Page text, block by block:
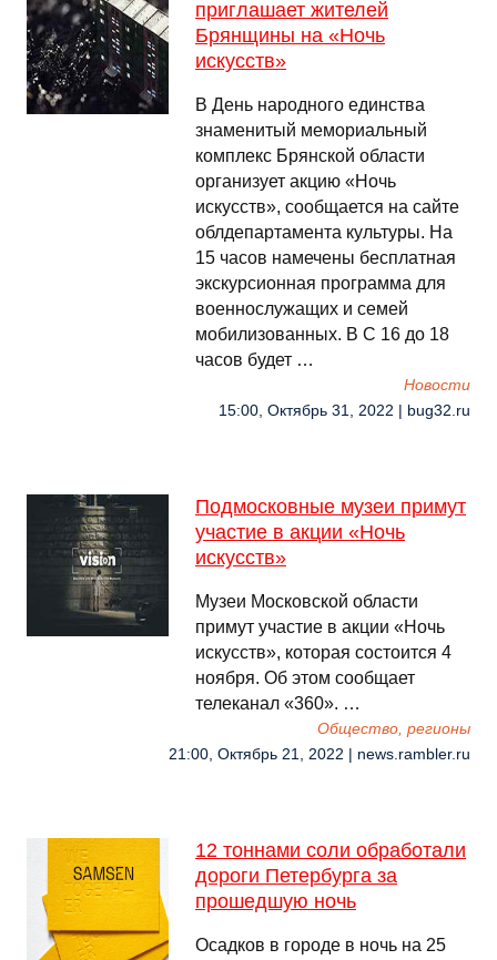
приглашает жителей
Брянщины на «Ночь
искусств»
В День народного единства
знаменитый мемориальный
комплекс Брянской области
организует акцию «Ночь
искусств», сообщается на сайте
облдепартамента культуры. На
15 часов намечены бесплатная
экскурсионная программа для
военнослужащих и семей
мобилизованных. В С 16 до 18
часов будет …
Новости
15:00, Октябрь 31, 2022 | bug32.ru
Подмосковные музеи примут
участие в акции «Ночь
искусств»
Музеи Московской области
примут участие в акции «Ночь
искусств», которая состоится 4
ноября. Об этом сообщает
телеканал «360». …
Общество, регионы
21:00, Октябрь 21, 2022 | news.rambler.ru
12 тоннами соли обработали
дороги Петербурга за
прошедшую ночь
Осадков в городе в ночь на 25